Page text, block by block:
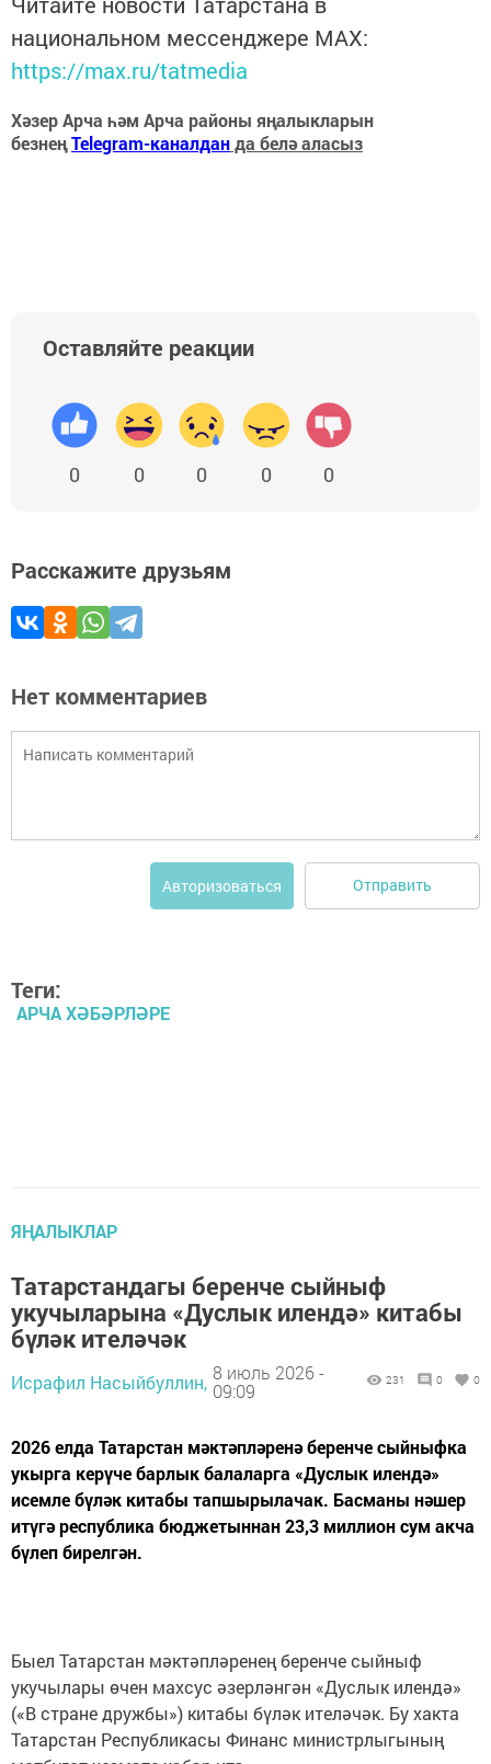
национальном мессенджере MАХ:
https://max.ru/tatmedia
Хәзер Арча һәм Арча районы яңалыкларын
безнеңTelegram-каналданда белә аласыз
Оставляйте реакции
0 0 0 0 0
Расскажите друзьям
Нет комментариев
Авторизоваться Отправить
Теги:
АРЧА ХӘБӘРЛӘРЕ
ЯҢАЛЫКЛАР
Татарстандагы беренче сыйныф
укучыларына «Дуслык илендә» китабы
бүләк ителәчәк
Исрафил Насыйбуллин, 8 июль 2026 -
09:09
231 0 0
2026 елда Татарстан мәктәпләренә беренче сыйныфка
укырга керүче барлык балаларга «Дуслык илендә»
исемле бүләк китабы тапшырылачак. Басманы нәшер
итүгә республика бюджетыннан 23,3 миллион сум акча
бүлеп бирелгән.
Быел Татарстан мәктәпләренең беренче сыйныф
укучылары өчен махсус әзерләнгән «Дуслык илендә»
(«В стране дружбы») китабы бүләк ителәчәк. Бу хакта
Татарстан Республикасы Финанс министрлыгының